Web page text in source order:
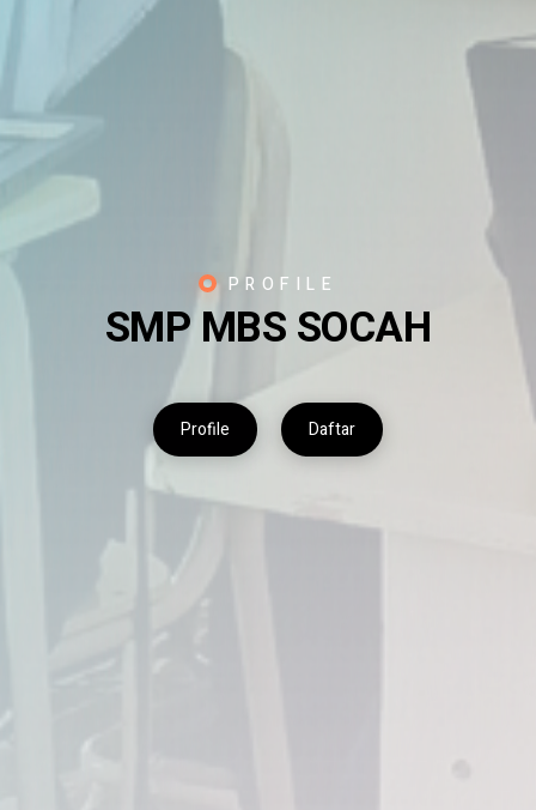
PROFILE
SMP MBS SOCAH
Profile Daftar